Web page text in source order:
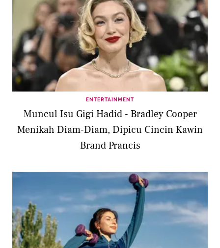
ENTERTAINMENT
Muncul Isu Gigi Hadid - Bradley Cooper
Menikah Diam-Diam, Dipicu Cincin Kawin
Brand Prancis